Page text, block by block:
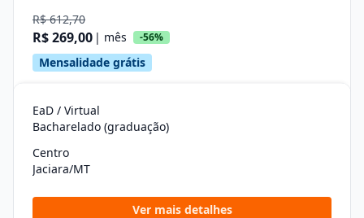
R$ 612,70
R$ 269,00 | mês -56%
Mensalidade grátis
EaD / Virtual
Bacharelado (graduação)
Centro
Jaciara/MT
Ver mais detalhes